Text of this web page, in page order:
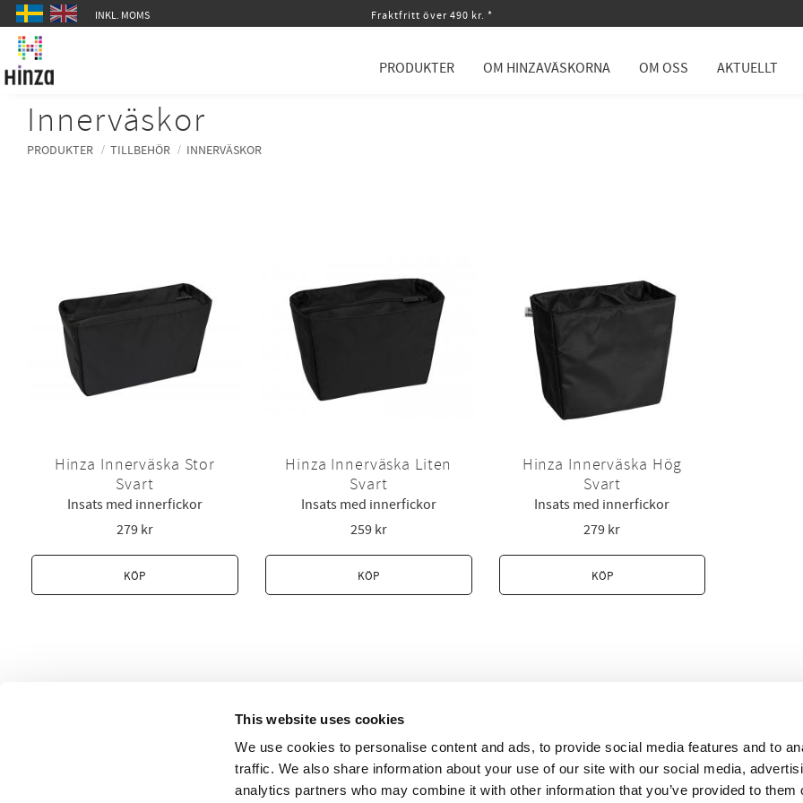
This website uses cookies
We use cookies to personalise content and ads, to provide social media features and to
traffic. We also share information about your use of our site with our social media,
analytics partners who may combine it with other information that you’ve provided to them
INKL. MOMS Fraktfritt över 490 kr. *
PRODUKTER OM HINZAVÄSKORNA OM OSS AKTUELLT
Innerväskor
PRODUKTER TILLBEHÖR INNERVÄSKOR
Hinza Innerväska Stor
Svart
Insats med innerfickor
279kr
KÖP
Hinza Innerväska Liten
Svart
Insats med innerfickor
259kr
KÖP
Hinza Innerväska Hög
Svart
Insats med innerfickor
279 kr
KÖP
Upptäck de fantastiska och svensktillverkade Hinzaväskorna. Handla hos våra återförsäljare eller köp din väska